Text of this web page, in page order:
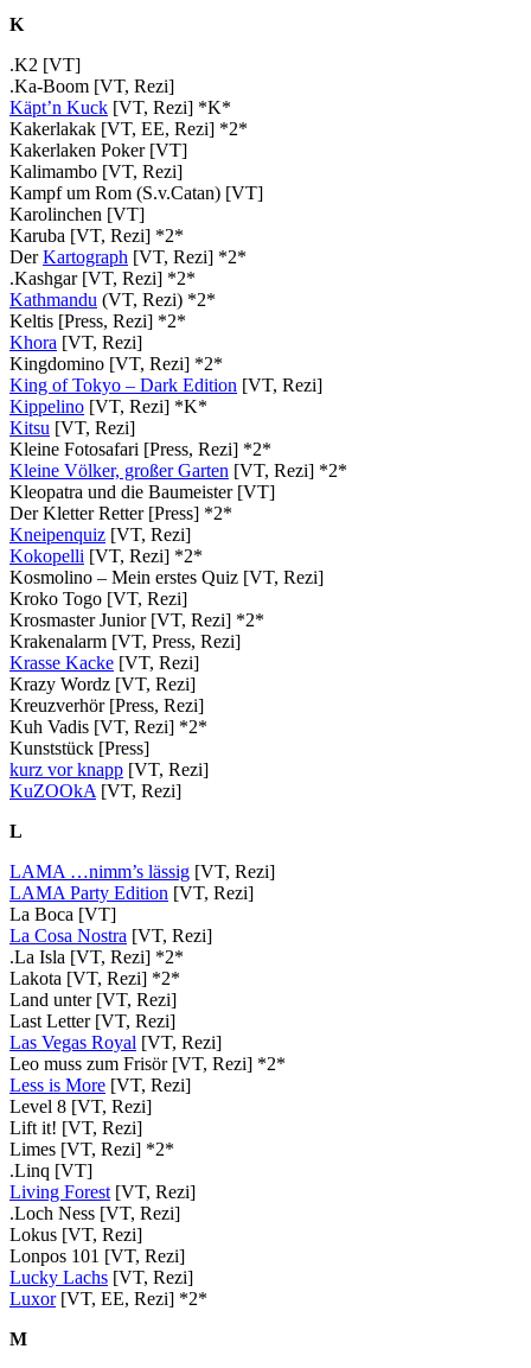
K
.K2 [VT]
.Ka-Boom [VT, Rezi]
Käpt’n Kuck [VT, Rezi] *K*
Kakerlakak [VT, EE, Rezi] *2*
Kakerlaken Poker [VT]
Kalimambo [VT, Rezi]
Kampf um Rom (S.v.Catan) [VT]
Karolinchen [VT]
Karuba [VT, Rezi] *2*
DerKartograph [VT, Rezi] *2*
.Kashgar [VT, Rezi] *2*
Kathmandu (VT, Rezi) *2*
Keltis [Press, Rezi] *2*
Khora [VT, Rezi]
Kingdomino [VT, Rezi] *2*
King of Tokyo – Dark Edition [VT, Rezi]
Kippelino [VT, Rezi] *K*
Kitsu [VT, Rezi]
Kleine Fotosafari [Press, Rezi] *2*
Kleine Völker, großer Garten [VT, Rezi] *2*
Kleopatra und die Baumeister [VT]
Der Kletter Retter [Press] *2*
Kneipenquiz [VT, Rezi]
Kokopelli [VT, Rezi] *2*
Kosmolino – Mein erstes Quiz [VT, Rezi]
Kroko Togo [VT, Rezi]
Krosmaster Junior [VT, Rezi] *2*
Krakenalarm [VT, Press, Rezi]
Krasse Kacke [VT, Rezi]
Krazy Wordz [VT, Rezi]
Kreuzverhör [Press, Rezi]
Kuh Vadis [VT, Rezi] *2*
Kunststück [Press]
kurz vor knapp [VT, Rezi]
KuZOOkA [VT, Rezi]
L
LAMA …nimm’s lässig [VT, Rezi]
LAMA Party Edition [VT, Rezi]
La Boca [VT]
La Cosa Nostra [VT, Rezi]
.La Isla [VT, Rezi] *2*
Lakota [VT, Rezi] *2*
Land unter [VT, Rezi]
Last Letter [VT, Rezi]
Las Vegas Royal [VT, Rezi]
Leo muss zum Frisör [VT, Rezi] *2*
Less is More [VT, Rezi]
Level 8 [VT, Rezi]
Lift it! [VT, Rezi]
Limes [VT, Rezi] *2*
.Linq [VT]
Living Forest [VT, Rezi]
.Loch Ness [VT, Rezi]
Lokus [VT, Rezi]
Lonpos 101 [VT, Rezi]
Lucky Lachs [VT, Rezi]
Luxor[VT, EE, Rezi] *2*
M